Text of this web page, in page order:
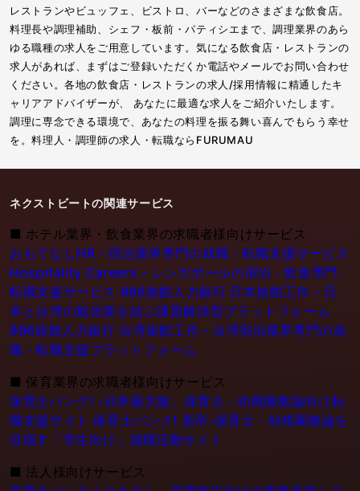
レストランやビュッフェ、ビストロ、バーなどのさまざまな飲食店。
料理長や調理補助、シェフ・板前・パティシエまで、調理業界のあら
ゆる職種の求人をご用意しています。気になる飲食店・レストランの
求人があれば、まずはご登録いただくか電話やメールでお問い合わせ
ください。各地の飲食店・レストランの求人/採用情報に精通したキ
ャリアアドバイザーが、 あなたに最適な求人をご紹介いたします。
調理に専念できる環境で、あなたの料理を振る舞い喜んでもらう幸せ
を。料理人・調理師の求人・転職ならFURUMAU
ネクストビートの関連サービス
■ ホテル業界・飲食業界の求職者様向けサービス
おもてなしHR - 宿泊業界専門の就職・転職支援サービス
Hospitality Careers - シンガポールの宿泊・飲食専門
転職支援サービス 886旅館人力銀行 日本旅館工作 - 日
本と台湾の観光業を結ぶ課題解決型プラットフォーム
886旅館人力銀行 台湾旅館工作 - 台湾宿泊業界専門の就
職・転職支援プラットフォーム
■ 保育業界の求職者様向けサービス
保育士バンク! -日本最大級。保育士・幼稚園教論向け転
職支援サイト 保育士バンク! 新卒-保育士・幼稚園教論を
目指す「学生向け」就職活動サイト
■ 法人様向けサービス